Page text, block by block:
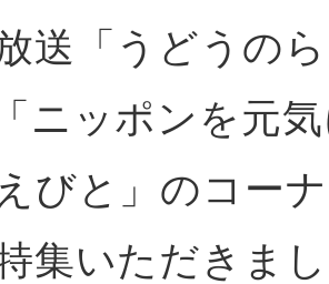
送「うどうの
ニッポンを元
びと」のコー
集いただきま
池袋
生駒